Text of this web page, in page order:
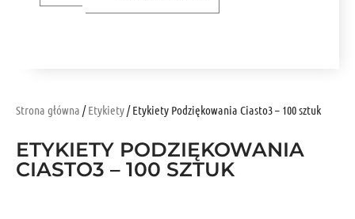
Strona główna /Etykiety/ Etykiety Podziękowania Ciasto3 – 100 sztuk
ETYKIETY PODZIĘKOWANIA
CIASTO3 – 100 SZTUK